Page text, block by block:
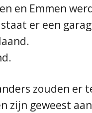
en Emmen
er een
zouden er
zijn geweest